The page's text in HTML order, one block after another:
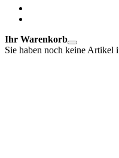
Ihr Warenkorb
Sie haben noch keine Artikel